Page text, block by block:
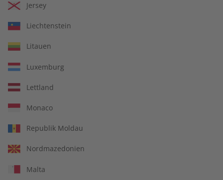
Jersey
Liechtenstein
Litauen
Luxemburg
Lettland
Monaco
Republik Moldau
Nordmazedonien
Malta